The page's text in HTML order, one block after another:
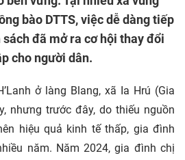
bào DTTS, việc dễ dàng tiếp
đã mở ra cơ hội thay đổi
cho người dân.
ở làng Blang, xã Ia Hrú (Gia
nhưng trước đây, do thiếu nguồn
hiệu quả kinh tế thấp, gia đình
năm. Năm 2024, gia đình chị